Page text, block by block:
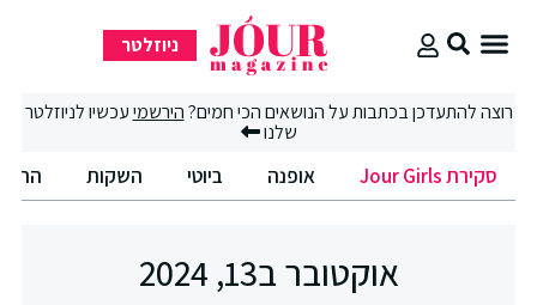
ניוזלטר
רוצה להתעדכן בכתבות על הנושאים הכי חמים?הירשמיעכשיו לניוזלטר
שלנו
סקירת Jour Girls אופנה ביוטי השקות
אוקטובר ב13, 2024